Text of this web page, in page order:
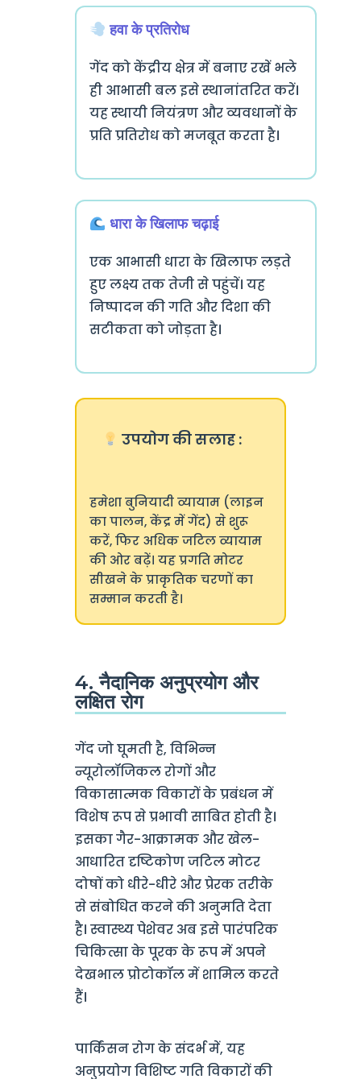
हवा के प्रतिरोध
गेंद को केंद्रीय क्षेत्र में बनाए रखें भले
ही आभासी बल इसे स्थानांतरित करें।
यह स्थायी नियंत्रण और व्यवधानों के
प्रति प्रतिरोध को मजबूत करता है।
धारा के खिलाफ चढ़ाई
एक आभासी धारा के खिलाफ लड़ते
हुए लक्ष्य तक तेजी से पहुंचें। यह
निष्पादन की गति और दिशा की
सटीकता को जोड़ता है।
उपयोग की सलाह :
हमेशा बुनियादी व्यायाम (लाइन
का पालन, केंद्र में गेंद) से शुरू
करें, फिर अधिक जटिल व्यायाम
की ओर बढ़ें। यह प्रगति मोटर
सीखने के प्राकृतिक चरणों का
सम्मान करती है।
4. नैदानिक अनुप्रयोग और
लक्षित रोग
गेंद जो घूमती है, विभिन्न
न्यूरोलॉजिकल रोगों और
विकासात्मक विकारों के प्रबंधन में
विशेष रूप से प्रभावी साबित होती है।
इसका गैर-आक्रामक और खेल-
आधारित दृष्टिकोण जटिल मोटर
दोषों को धीरे-धीरे और प्रेरक तरीके
से संबोधित करने की अनुमति देता
है। स्वास्थ्य पेशेवर अब इसे पारंपरिक
चिकित्सा के पूरक के रूप में अपने
देखभाल प्रोटोकॉल में शामिल करते
हैं।
पार्किंसन रोग के संदर्भ में, यह
अनुप्रयोग विशिष्ट गति विकारों की